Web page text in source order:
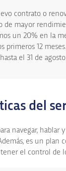
contrato o
de mayor
un 20% en la
primeros 12 meses.
hasta el 31 de
del
navegar, hablar
es un plan
el control de